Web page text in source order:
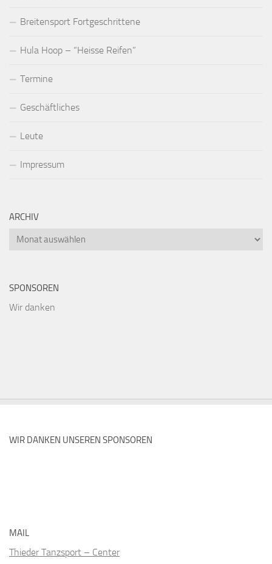
Breitensport Fortgeschrittene
Hula Hoop – “Heisse Reifen”
Termine
Geschäftliches
Leute
Impressum
ARCHIV
Archiv
SPONSOREN
Wir danken
WIR DANKEN UNSEREN SPONSOREN
MAIL
Thieder Tanzsport – Center